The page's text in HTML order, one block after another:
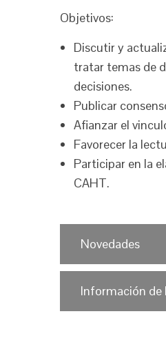
Objetivos:
Discutir y
tratar temas de
decisiones.
Publicar
Afianzar el
Favorecer la
Participar en la
CAHT.
Novedades
Información de